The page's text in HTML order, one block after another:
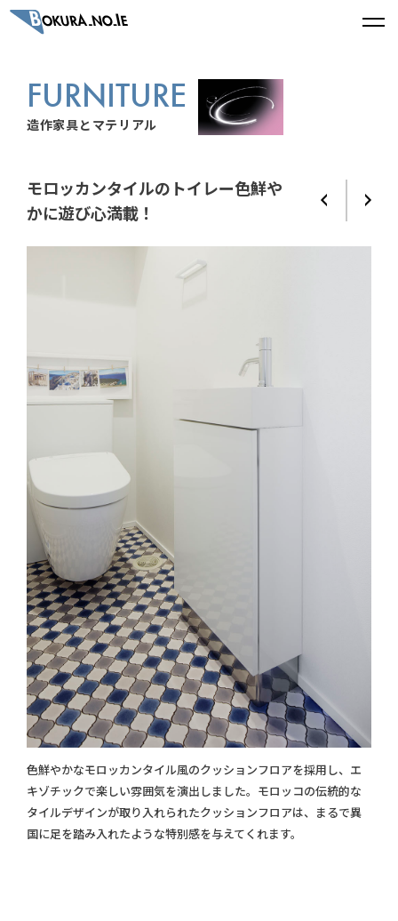
FURNITURE
造作家具とマテリアル
モロッカンタイルのトイレー色鮮や
かに遊び心満載！
色鮮やかなモロッカンタイル風のクッションフロアを採用し、エ
キゾチックで楽しい雰囲気を演出しました。モロッコの伝統的な
タイルデザインが取り入れられたクッションフロアは、まるで異
国に足を踏み入れたような特別感を与えてくれます。